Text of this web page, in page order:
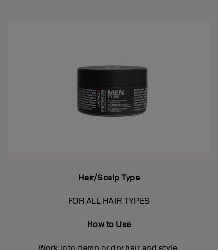
Hair/Scalp Type
FOR ALL HAIR TYPES
How to Use
Work into damp or dry hair and style.